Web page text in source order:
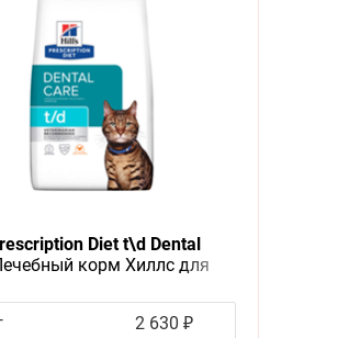
Diet t\d Dental
корм Хиллс для
2 630 ₽